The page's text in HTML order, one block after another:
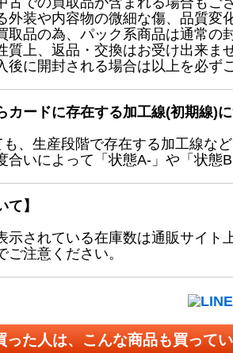
外装や内容物の微細な傷、品質変
取品の為、パック系商品は通常の
質上、返品・交換はお受け出来ませ
後に開封される場合は以上を必ず
カードに存在する加工線(初期線)に
、生産段階で存在する加工線な
合いによって「状態A-」や「状態B
て】
示されている在庫数は通販サイト
ご注意ください。
った人は、こんな商品も買って